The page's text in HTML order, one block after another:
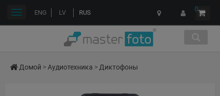
ENG LV RUS 0
Переключить
Домой >Аудиотехника >Диктофоны